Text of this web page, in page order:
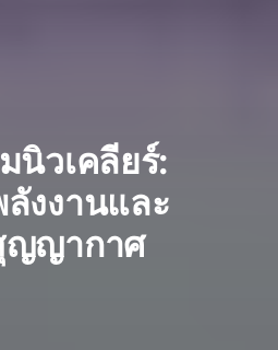
นิวเคลียร์:
งงานและ
ญญากาศ